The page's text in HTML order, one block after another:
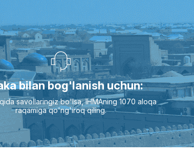
bilan bog'lanish uchun:
savollaringiz bo'lsa, IHMAning 1070 aloqa
raqamiga qo'ng'iroq qiling.